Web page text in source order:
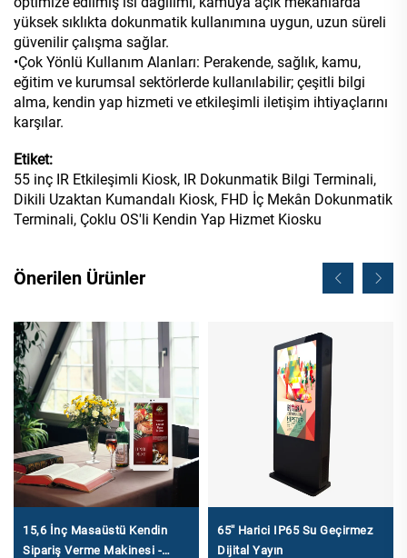
yüksek sıklıkta dokunmatik kullanımına uygun, uzun süreli
güvenilir çalışma sağlar.
•Çok Yönlü Kullanım Alanları: Perakende, sağlık, kamu,
eğitim ve kurumsal sektörlerde kullanılabilir; çeşitli bilgi
alma, kendin yap hizmeti ve etkileşimli iletişim ihtiyaçlarını
karşılar.
Etiket:
55 inç IR Etkileşimli Kiosk, IR Dokunmatik Bilgi Terminali,
Dikili Uzaktan Kumandalı Kiosk, FHD İç Mekân Dokunmatik
Terminali, Çoklu OS'li Kendin Yap Hizmet Kiosku
Önerilen Ürünler
15,6 İnç Masaüstü Kendin
Sipariş Verme Makinesi -
65'' Harici IP65 Su Geçirmez
Dijital Yayın